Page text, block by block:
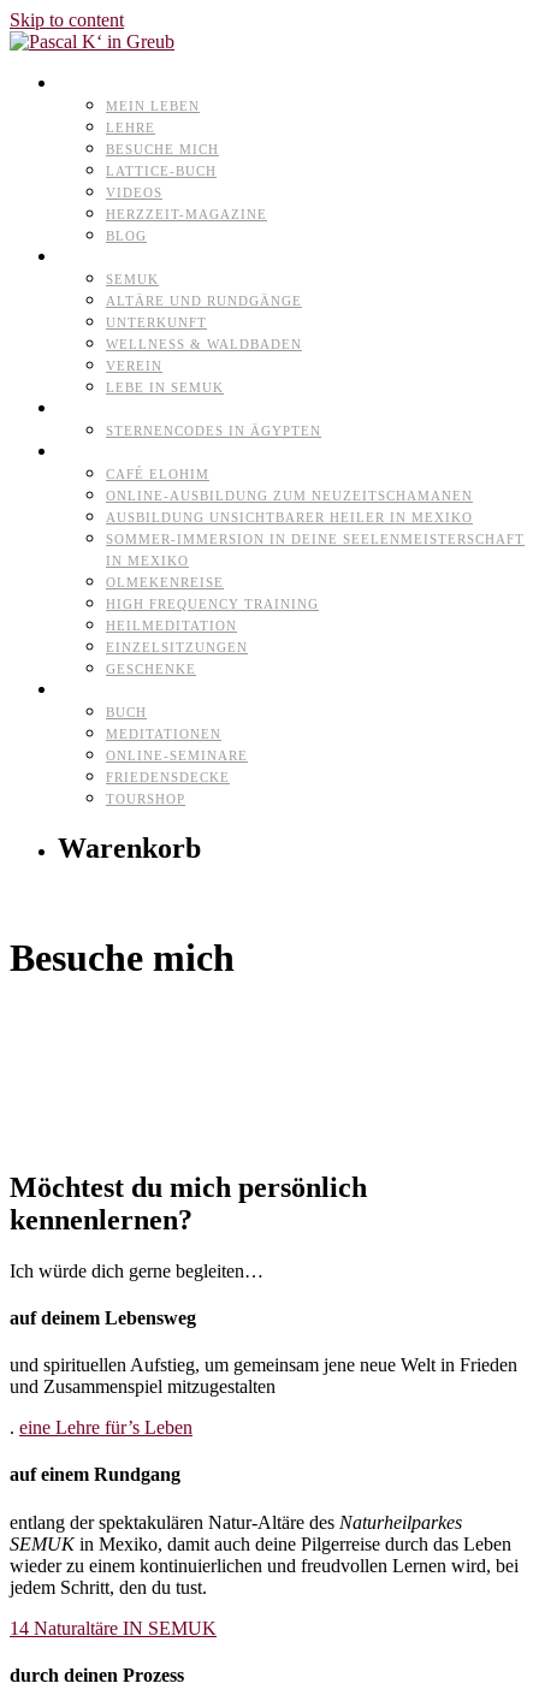
Skip to content
MEIN LEBEN
LEHRE
BESUCHE MICH
LATTICE-BUCH
VIDEOS
HERZZEIT-MAGAZINE
BLOG
SEMUK
ALTÄRE UND RUNDGÄNGE
UNTERKUNFT
WELLNESS & WALDBADEN
VEREIN
LEBE IN SEMUK
STERNENCODES IN ÄGYPTEN
CAFÉ ELOHIM
ONLINE-AUSBILDUNG ZUM NEUZEITSCHAMANEN
AUSBILDUNG UNSICHTBARER HEILER IN MEXIKO
SOMMER-IMMERSION IN DEINE SEELENMEISTERSCHAFT
IN MEXIKO
OLMEKENREISE
HIGH FREQUENCY TRAINING
HEILMEDITATION
EINZELSITZUNGEN
GESCHENKE
BUCH
MEDITATIONEN
ONLINE-SEMINARE
FRIEDENSDECKE
TOURSHOP
Warenkorb
Besuche mich
Möchtest du mich persönlich
kennenlernen?
Ich würde dich gerne begleiten…
auf deinem Lebensweg
und spirituellen Aufstieg, um gemeinsam jene neue Welt in Frieden
und Zusammenspiel mitzugestalten
. eine Lehre für’s Leben
auf einem Rundgang
entlang der spektakulären Natur-Altäre des Naturheilparkes
SEMUKin Mexiko, damit auch deine Pilgerreise durch das Leben
wieder zu einem kontinuierlichen und freudvollen Lernen wird, bei
jedem Schritt, den du tust.
14 Naturaltäre IN SEMUK
durch deinen Prozess